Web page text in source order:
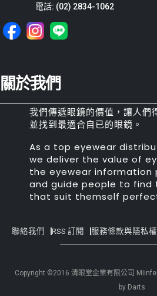
電話: (02) 2834-1062
關於我們
我們傳遞眼鏡的價值，讓人們
並找到最適合自已的眼鏡。
As a top eyewear
we deliver the value of
the eyewear information
and guide people to find
that suit themself
聯絡我們 RSS 訂閱 服務條款與隱私
Copyright ©2016 清眼堂企業有限公司
by Darts